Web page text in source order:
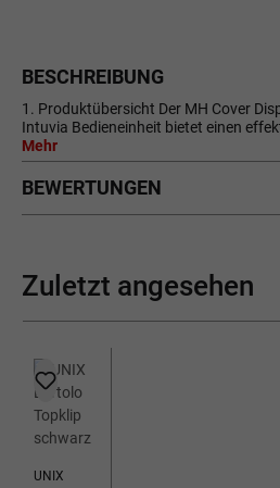
BESCHREIBUNG
1. Produktübersicht Der MH Cover
Intuvia Bedieneinheit bietet einen
Mehr
BEWERTUNGEN
Zuletzt angesehen
UNIX